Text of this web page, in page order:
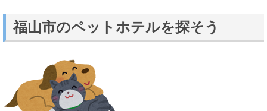
福山市のペットホテルを探そう